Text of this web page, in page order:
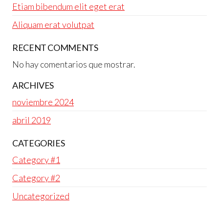
Etiam bibendum elit eget erat
Aliquam erat volutpat
RECENT COMMENTS
No hay comentarios que mostrar.
ARCHIVES
noviembre 2024
abril 2019
CATEGORIES
Category #1
Category #2
Uncategorized